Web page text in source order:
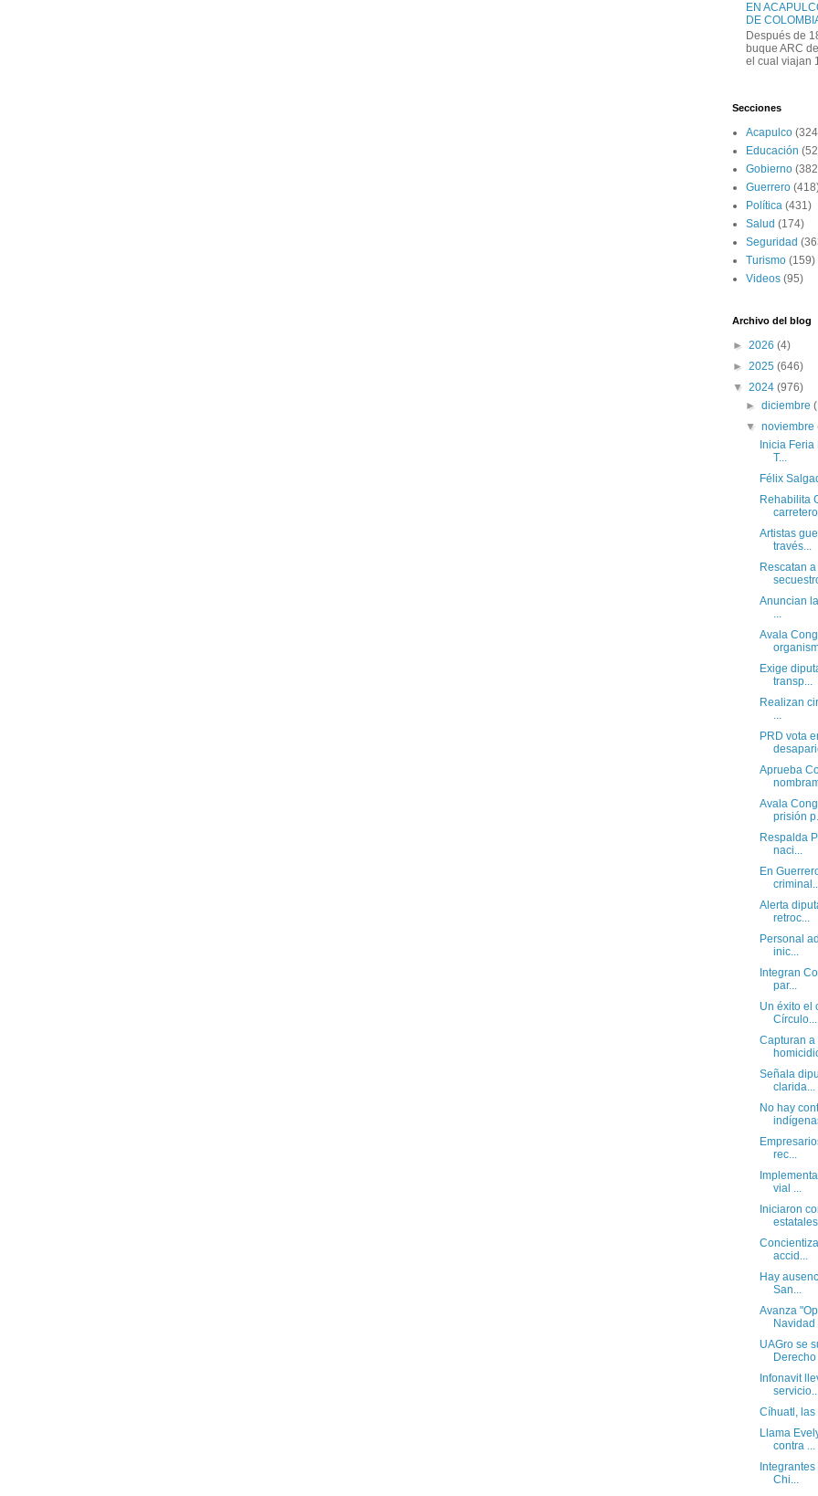
EN
DE
Después de
buque ARC
el cual viajan
Secciones
Acapulco
Educación
Gobierno
Guerrero
Política (431)
Salud (174)
Seguridad
Turismo (159)
Videos (95)
Archivo del blog
► 2026 (4)
► 2025 (646)
▼ 2024 (976)
►diciembre
▼noviembre
Inicia
T...
Félix
Rehabilita
Artistas
través...
Rescatan
Anuncian
...
Avala
Exige
transp...
Realizan
...
PRD vota
Aprueba
Avala
prisión
Respalda
naci...
En
Alerta
retroc...
Personal
inic...
Integran
par...
Un éxito el
Círculo...
Capturan a
Señala
clarida...
No hay
rec...
vial ...
Iniciaron
accid...
Hay
San...
Avanza
Navidad
UAGro se
Derecho
Infonavit
Cíhuatl, las
Llama
contra ...
Chi...